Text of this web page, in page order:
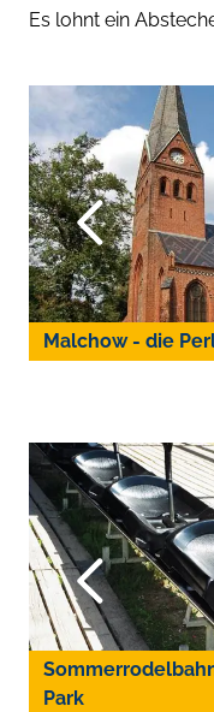
Malchow - die
Es lohnt ein
Park